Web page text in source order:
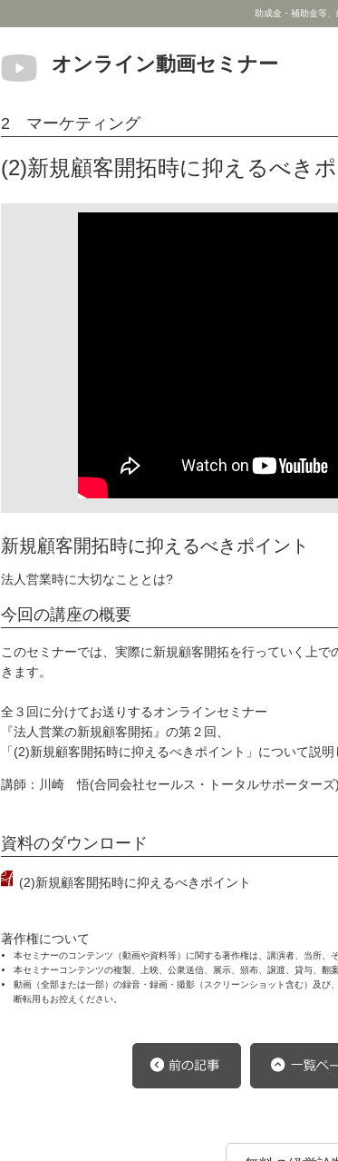
助成金・補助金等
オンライン動画セミナー
2 マーケティング
(2)新規顧客開拓時に抑えるべき
新規顧客開拓時に抑えるべきポイント
法人営業時に大切なこととは?
今回の講座の概要
このセミナーでは、実際に新規顧客開拓を行っていく上
きます。
全３回に分けてお送りするオンラインセミナー
『法人営業の新規顧客開拓』の第２回、
「(2)新規顧客開拓時に抑えるべきポイント」について説明
講師：川崎 悟(合同会社セールス・トータルサポーターズ)
資料のダウンロード
(2)新規顧客開拓時に抑えるべきポイント
著作権について
本セミナーのコンテンツ（動画や資料等）に関する著作権は、講演者、当所、
本セミナーコンテンツの複製、上映、公衆送信、展示、頒布、譲渡、貸与、翻
動画（全部または一部）の録音・録画・撮影（スクリーンショット含む）及
断転用もお控えください。